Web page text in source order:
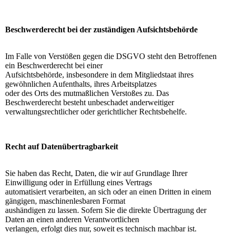
Beschwerderecht bei der zuständigen Aufsichtsbehörde
Im Falle von Verstößen gegen die DSGVO steht den Betroffenen
ein Beschwerderecht bei einer
Aufsichtsbehörde, insbesondere in dem Mitgliedstaat ihres
gewöhnlichen Aufenthalts, ihres Arbeitsplatzes
oder des Orts des mutmaßlichen Verstoßes zu. Das
Beschwerderecht besteht unbeschadet anderweitiger
verwaltungsrechtlicher oder gerichtlicher Rechtsbehelfe.
Recht auf Datenübertragbarkeit
Sie haben das Recht, Daten, die wir auf Grundlage Ihrer
Einwilligung oder in Erfüllung eines Vertrags
automatisiert verarbeiten, an sich oder an einen Dritten in einem
gängigen, maschinenlesbaren Format
aushändigen zu lassen. Sofern Sie die direkte Übertragung der
Daten an einen anderen Verantwortlichen
verlangen, erfolgt dies nur, soweit es technisch machbar ist.